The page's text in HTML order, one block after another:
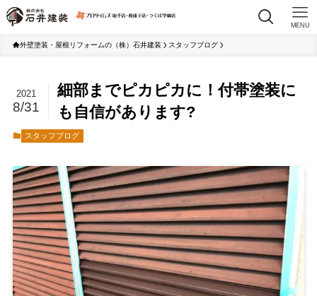
MENU
外壁塗装・屋根リフォームの（株）石井建装 スタッフブログ
細部までピカピカに！付帯塗装に
も自信があります?
2021
8/31
スタッフブログ